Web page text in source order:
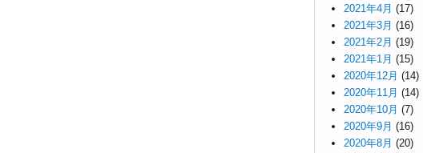
2021年4月 (17)
2021年3月 (16)
2021年2月 (19)
2021年1月 (15)
2020年12月 (14)
2020年11月 (14)
2020年10月 (7)
2020年9月 (16)
2020年8月 (20)